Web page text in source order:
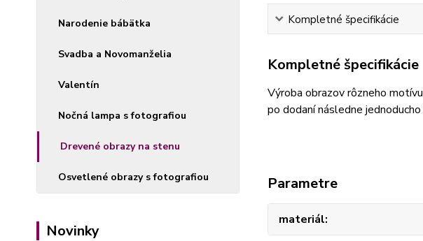
Narodenie bábätka
Svadba a Novomanželia
Valentín
Nočná lampa s fotografiou
Drevené obrazy na stenu
Osvetlené obrazy s fotografiou
Novinky
Kompletné špecifikácie
Kompletné špecifikácie
Výroba obrazov rôzneho
po dodaní následne
Parametre
materiál